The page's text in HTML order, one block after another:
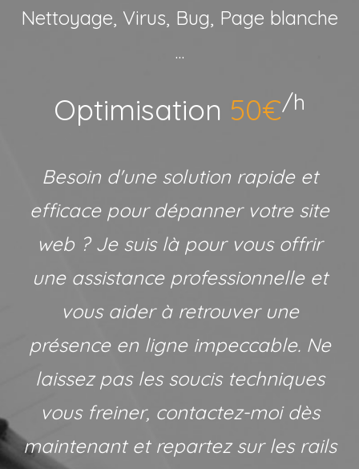
Nettoyage, Virus, Bug, Page blanche
...
Optimisation 50€/h
Besoin d'une solution rapide et
efficace pour dépanner votre site
web ? Je suis là pour vous offrir
une assistance professionnelle et
vous aider à retrouver une
présence en ligne impeccable. Ne
laissez pas les soucis techniques
vous freiner, contactez-moi dès
maintenant et repartez sur les rails